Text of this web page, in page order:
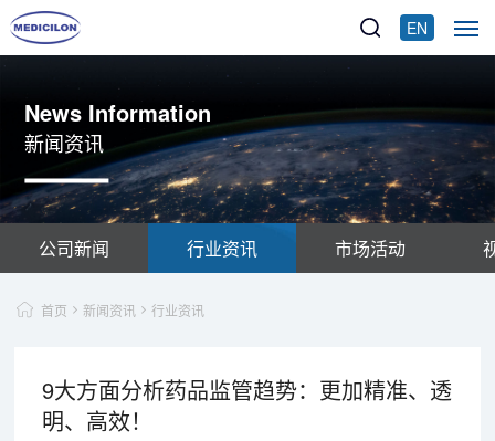
EN
News Information
新闻资讯
公司新闻 行业资讯 市场活动
首页 新闻资讯 行业资讯
9大方面分析药品监管趋势：更加精准、透
明、高效！